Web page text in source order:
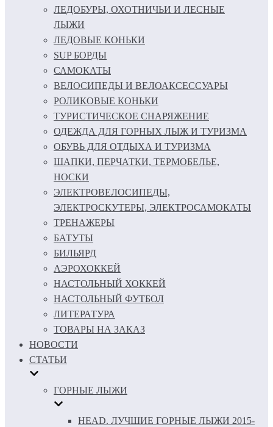
ЛЕДОБУРЫ, ОХОТНИЧЬИ И ЛЕСНЫЕ
ЛЫЖИ
ЛЕДОВЫЕ КОНЬКИ
SUP БОРДЫ
САМОКАТЫ
ВЕЛОСИПЕДЫ И ВЕЛОАКСЕССУАРЫ
РОЛИКОВЫЕ КОНЬКИ
ТУРИСТИЧЕСКОЕ СНАРЯЖЕНИЕ
ОДЕЖДА ДЛЯ ГОРНЫХ ЛЫЖ И ТУРИЗМА
ОБУВЬ ДЛЯ ОТДЫХА И ТУРИЗМА
ШАПКИ, ПЕРЧАТКИ, ТЕРМОБЕЛЬЕ,
НОСКИ
ЭЛЕКТРОВЕЛОСИПЕДЫ,
ЭЛЕКТРОСКУТЕРЫ, ЭЛЕКТРОСАМОКАТЫ
ТРЕНАЖЕРЫ
БАТУТЫ
БИЛЬЯРД
АЭРОХОККЕЙ
НАСТОЛЬНЫЙ ХОККЕЙ
НАСТОЛЬНЫЙ ФУТБОЛ
ЛИТЕРАТУРА
ТОВАРЫ НА ЗАКАЗ
НОВОСТИ
СТАТЬИ
ГОРНЫЕ ЛЫЖИ
HEAD. ЛУЧШИЕ ГОРНЫЕ ЛЫЖИ 2015-